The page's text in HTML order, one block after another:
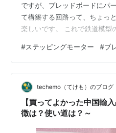
ですが、ブレッドボードにパ
て構築する回路って、ちょっ
楽しいです。 これで鉄道模型
のの工作の方が問題だと思い
ことをするので精一杯の状況
っているステッピングモータ
2048ステップ、ステップ角
なターンテーブルの用途には
で、１回転／120ステ…
#ステッピングモーター #ブ
techemo（てけも）のブログ
【買ってよかった中国輸
徴は？使い道は？～